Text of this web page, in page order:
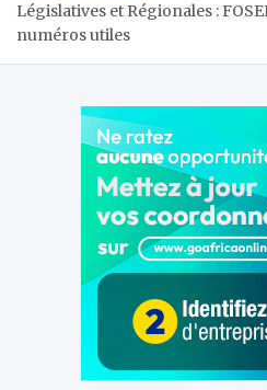
Législatives et Régionales :
numéros utiles